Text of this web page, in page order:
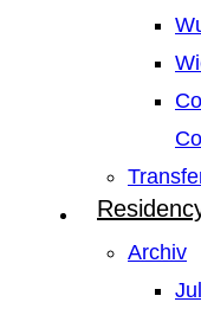
Archiv